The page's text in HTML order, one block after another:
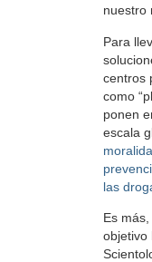
nuestro
Para
centros
como
ponen
escala
las
Es
objetivo